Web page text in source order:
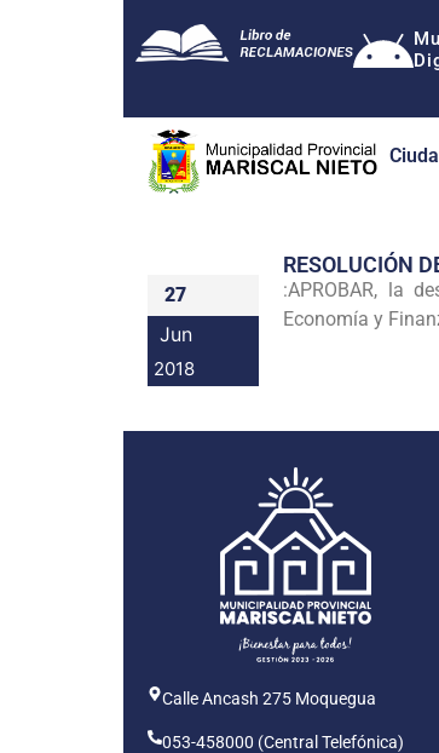
27
Jun
2018
RESOLUCIÓN
:APROBAR, la
Economía y
Calle Ancash 275 Moquegua
053-458000 (Central Telefónica)